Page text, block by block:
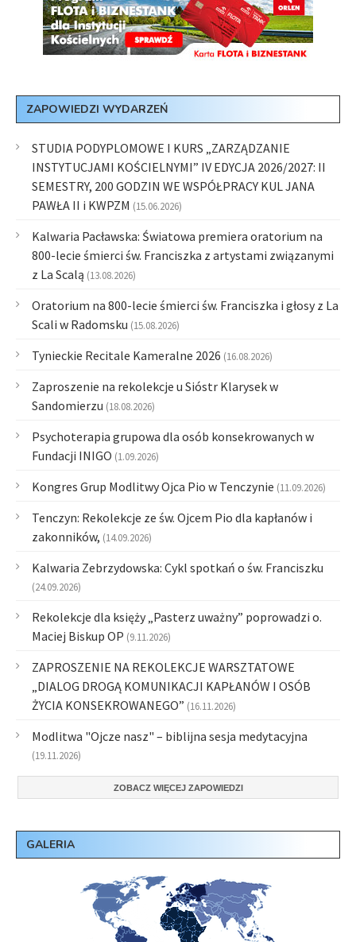
ZAPOWIEDZI WYDARZEŃ
STUDIA PODYPLOMOWE I KURS „ZARZĄDZANIE
INSTYTUCJAMI KOŚCIELNYMI” IV EDYCJA 2026/2027: II
SEMESTRY, 200 GODZIN WE WSPÓŁPRACY KUL JANA
PAWŁA II i KWPZM (15.06.2026)
Kalwaria Pacławska: Światowa premiera oratorium na
800-lecie śmierci św. Franciszka z artystami związanymi
z La Scalą (13.08.2026)
Oratorium na 800-lecie śmierci św. Franciszka i głosy z La
Scali w Radomsku (15.08.2026)
Tynieckie Recitale Kameralne 2026 (16.08.2026)
Zaproszenie na rekolekcje u Sióstr Klarysek w
Sandomierzu (18.08.2026)
Psychoterapia grupowa dla osób konsekrowanych w
Fundacji INIGO (1.09.2026)
Kongres Grup Modlitwy Ojca Pio w Tenczynie (11.09.2026)
Tenczyn: Rekolekcje ze św. Ojcem Pio dla kapłanów i
zakonników, (14.09.2026)
Kalwaria Zebrzydowska: Cykl spotkań o św. Franciszku
(24.09.2026)
Rekolekcje dla księży „Pasterz uważny” poprowadzi o.
Maciej Biskup OP (9.11.2026)
ZAPROSZENIE NA REKOLEKCJE WARSZTATOWE
„DIALOG DROGĄ KOMUNIKACJI KAPŁANÓW I OSÓB
ŻYCIA KONSEKROWANEGO” (16.11.2026)
Modlitwa "Ojcze nasz" – biblijna sesja medytacyjna
(19.11.2026)
ZOBACZ WIĘCEJ ZAPOWIEDZI
GALERIA